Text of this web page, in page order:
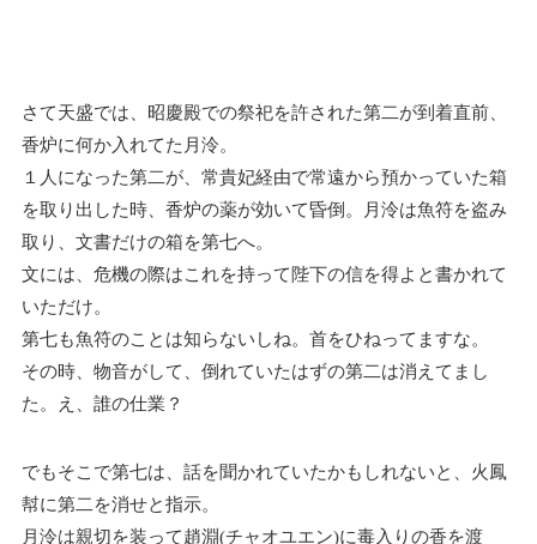
さて天盛では、昭慶殿での祭祀を許された第二が到着直前、
香炉に何か入れてた月泠。
１人になった第二が、常貴妃経由で常遠から預かっていた箱
を取り出した時、香炉の薬が効いて昏倒。月泠は魚符を盗み
取り、文書だけの箱を第七へ。
文には、危機の際はこれを持って陛下の信を得よと書かれて
いただけ。
第七も魚符のことは知らないしね。首をひねってますな。
その時、物音がして、倒れていたはずの第二は消えてまし
た。え、誰の仕業？
でもそこで第七は、話を聞かれていたかもしれないと、火鳳
幇に第二を消せと指示。
月泠は親切を装って趙淵(チャオユエン)に毒入りの香を渡